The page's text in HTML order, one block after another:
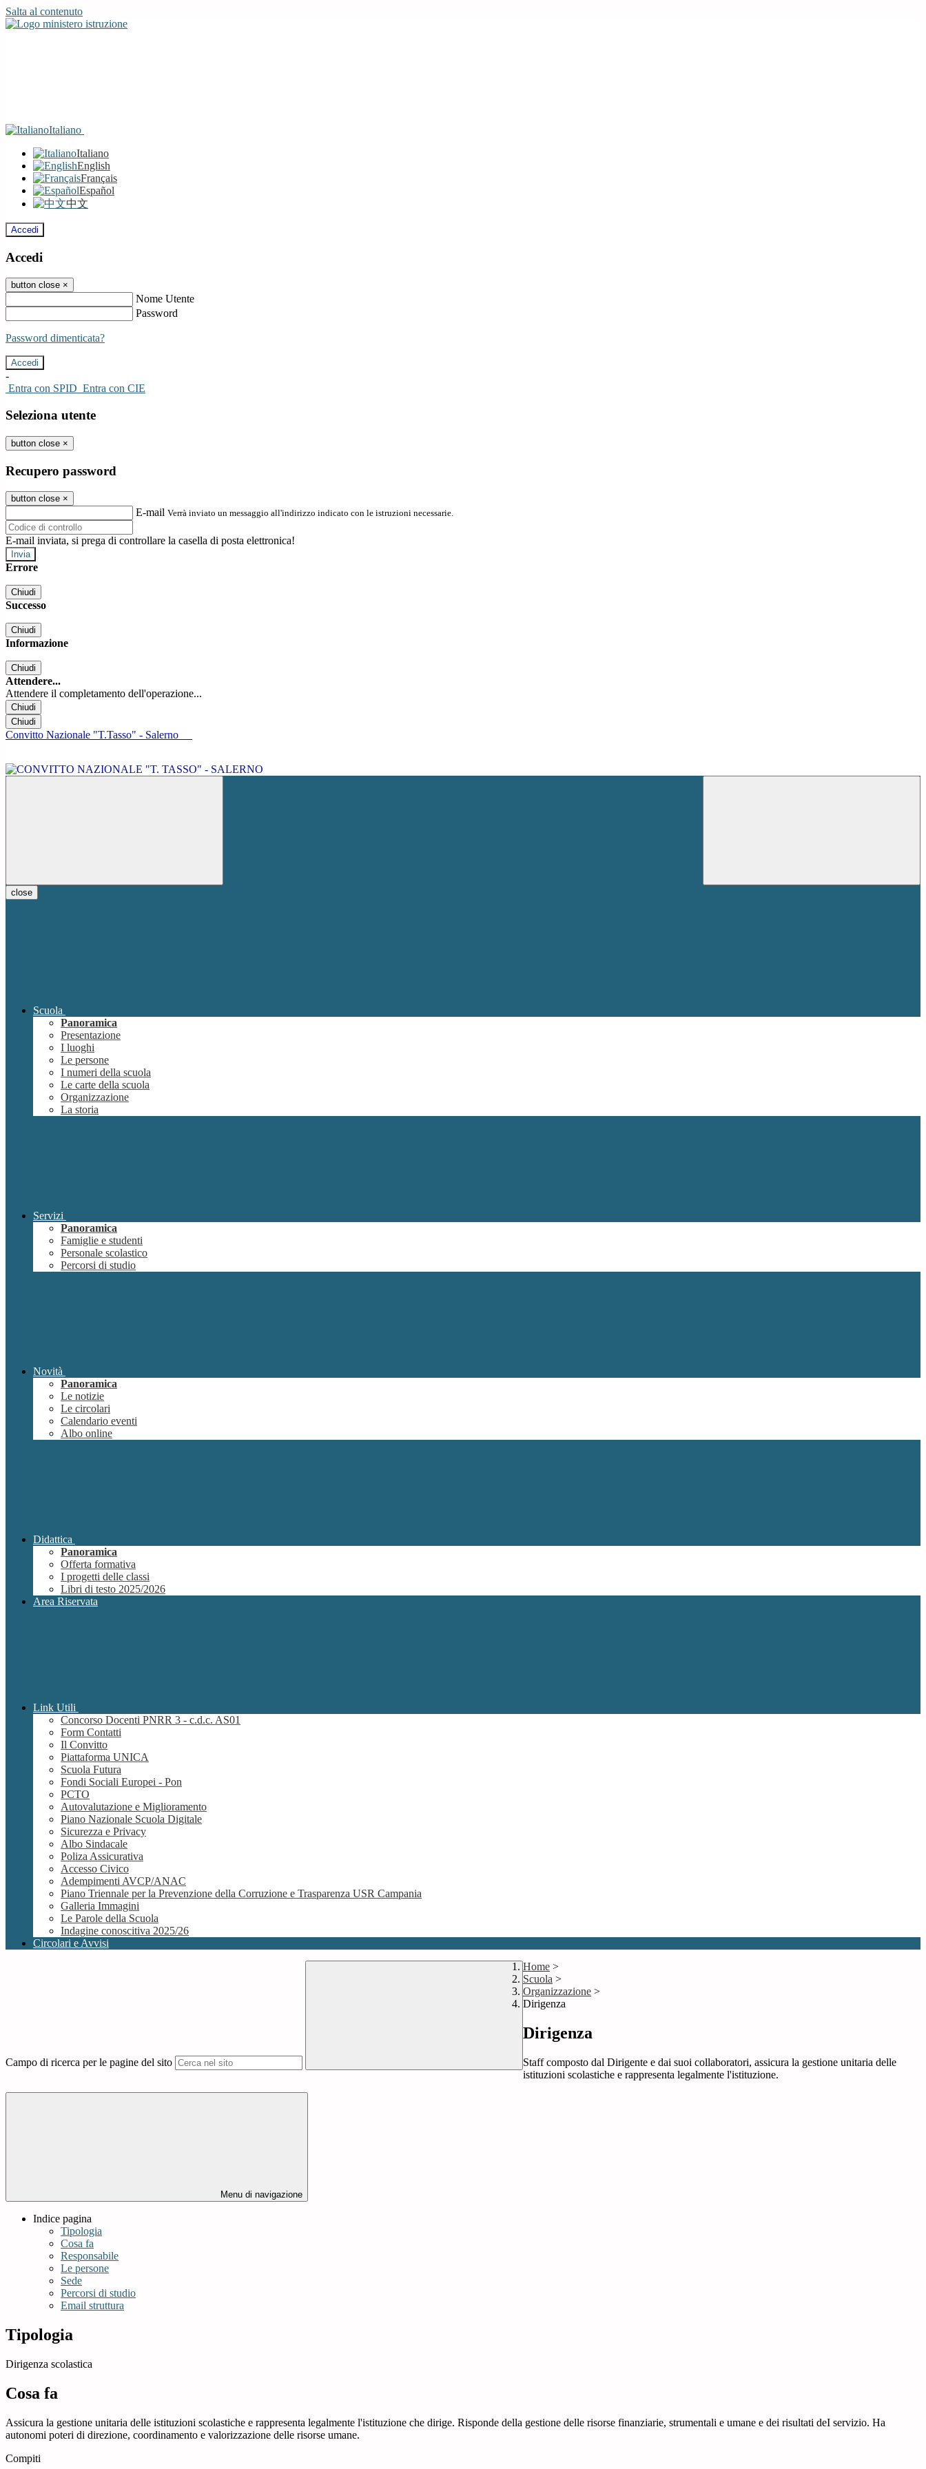
Salta al contenuto
Italiano
Italiano
English
Français
Español
中文
Accedi
Accedi
button close ×
Nome Utente
Password
Password dimenticata?
-
Entra con SPID Entra con CIE
Seleziona utente
button close ×
Recupero password
button close ×
E-mail Verrà inviato un messaggio all'indirizzo indicato con le istruzioni necessarie.
E-mail inviata, si prega di controllare la casella di posta elettronica!
Errore
Chiudi
Successo
Chiudi
Informazione
Chiudi
Attendere...
Attendere il completamento dell'operazione...
Chiudi
Chiudi
Convitto Nazionale "T.Tasso" - Salerno
close
Scuola
Panoramica
Presentazione
I luoghi
Le persone
I numeri della scuola
Le carte della scuola
Organizzazione
La storia
Servizi
Panoramica
Famiglie e studenti
Personale scolastico
Percorsi di studio
Novità
Panoramica
Le notizie
Le circolari
Calendario eventi
Albo online
Didattica
Panoramica
Offerta formativa
I progetti delle classi
Libri di testo 2025/2026
Area Riservata
Link Utili
Concorso Docenti PNRR 3 - c.d.c. AS01
Form Contatti
Il Convitto
Piattaforma UNICA
Scuola Futura
Fondi Sociali Europei - Pon
PCTO
Autovalutazione e Miglioramento
Piano Nazionale Scuola Digitale
Sicurezza e Privacy
Albo Sindacale
Poliza Assicurativa
Accesso Civico
Adempimenti AVCP/ANAC
Piano Triennale per la Prevenzione della Corruzione e Trasparenza USR Campania
Galleria Immagini
Le Parole della Scuola
Indagine conoscitiva 2025/26
Circolari e Avvisi
Campo di ricerca per le pagine del sito
Home >
Scuola >
Organizzazione >
Dirigenza
Dirigenza
Staff composto dal Dirigente e dai suoi collaboratori, assicura la gestione unitaria delle
istituzioni scolastiche e rappresenta legalmente l'istituzione.
Menu di navigazione
Indice pagina
Tipologia
Cosa fa
Responsabile
Le persone
Sede
Percorsi di studio
Email struttura
Tipologia
Dirigenza scolastica
Cosa fa
Assicura la gestione unitaria delle istituzioni scolastiche e rappresenta legalmente l'istituzione che dirige. Risponde della gestione delle risorse finanziarie, strumentali e umane e dei risultati deI servizio. Ha
autonomi poteri di direzione, coordinamento e valorizzazione delle risorse umane.
Compiti